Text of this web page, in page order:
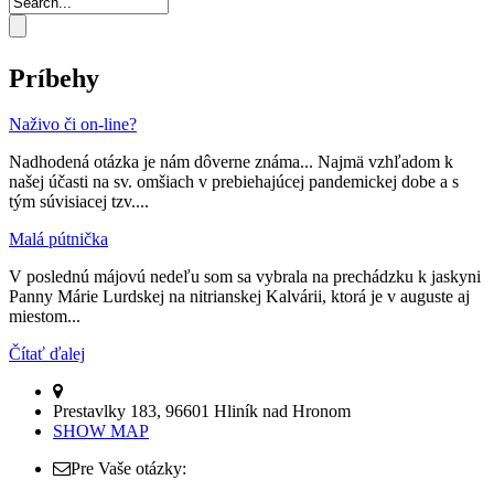
Príbehy
Naživo či on-line?
Nadhodená otázka je nám dôverne známa... Najmä vzhľadom k
našej účasti na sv. omšiach v prebiehajúcej pandemickej dobe a s
tým súvisiacej tzv....
Malá pútnička
V poslednú májovú nedeľu som sa vybrala na prechádzku k jaskyni
Panny Márie Lurdskej na nitrianskej Kalvárii, ktorá je v auguste aj
miestom...
Čítať ďalej
Prestavlky 183, 96601 Hliník nad Hronom
SHOW MAP
Pre Vaše otázky: